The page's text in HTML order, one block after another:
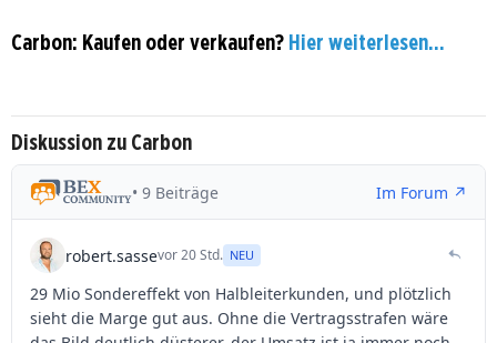
Carbon: Kaufen oder verkaufen? Hier weiterlesen...
Diskussion zu Carbon